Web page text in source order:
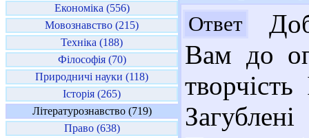
Економіка (556)
Мовознавство (215)
Техніка (188)
Філософія (70)
Природничі науки (118)
Історія (265)
Літературознавство (719)
Право (638)
Ответ
Вам до